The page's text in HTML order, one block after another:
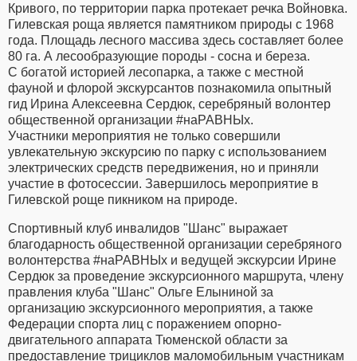
Кривого, по территории парка протекает речка Войновка.
Гилевская роща является памятником природы с 1968
года. Площадь лесного массива здесь составляет более
80 га. А лесообразующие породы - сосна и береза.
С богатой историей лесопарка, а также с местной
фауной и флорой экскурсантов познакомила опытный
гид Ирина Алексеевна Сердюк, серебряный волонтер
общественной организации #наРАВНЫх.
Участники мероприятия не только совершили
увлекательную экскурсию по парку с использованием
электрических средств передвижения, но и приняли
участие в фотосессии. Завершилось мероприятие в
Гилевской роще пикником на природе.
Спортивный клуб инвалидов "Шанс" выражает
благодарность общественной организации серебряного
волонтерства #наРАВНЫх и ведущей экскурсии Ирине
Сердюк за проведение экскурсионного маршрута, члену
правления клуба "Шанс" Ольге Елыниной за
организацию экскурсионного мероприятия, а также
Федерации спорта лиц с поражением опорно-
двигательного аппарата Тюменской области за
предоставление трициклов маломобильным участникам